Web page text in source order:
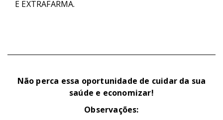
E EXTRAFARMA.
Não perca essa oportunidade de cuidar da sua
saúde e economizar!
Observações: